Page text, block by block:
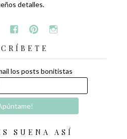
detalles.
los posts bonitistas
SUENA ASÍ